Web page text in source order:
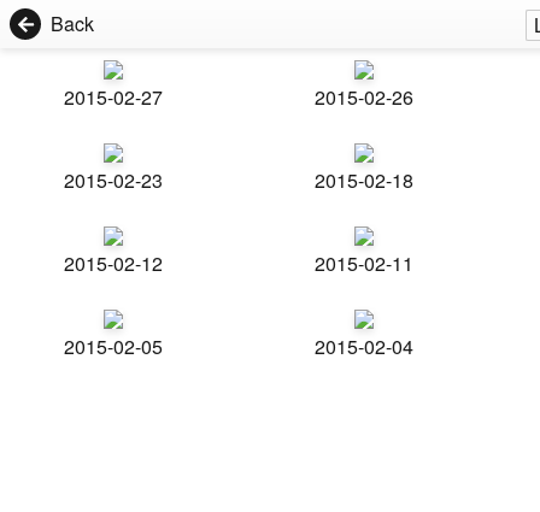
Back
2015-02-27 2015-02-26
2015-02-23 2015-02-18
2015-02-12 2015-02-11
2015-02-05 2015-02-04